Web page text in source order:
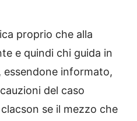
proprio che alla
e quindi chi guida in
essendone informato,
del caso
se il mezzo che